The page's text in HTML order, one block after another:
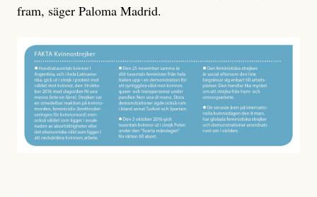
fram, säger Paloma Madrid.